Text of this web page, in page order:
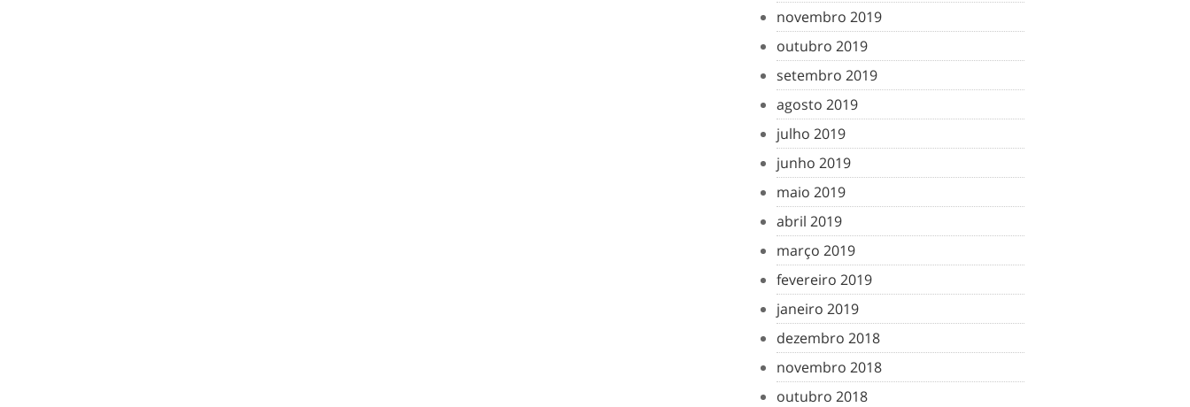
novembro 2019
outubro 2019
setembro 2019
agosto 2019
julho 2019
junho 2019
maio 2019
abril 2019
março 2019
fevereiro 2019
janeiro 2019
dezembro 2018
novembro 2018
outubro 2018